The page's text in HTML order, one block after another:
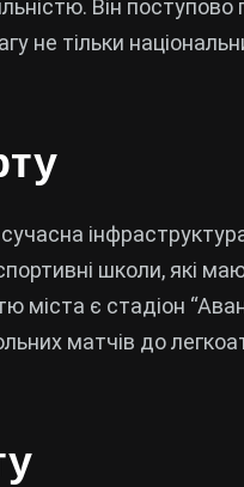
Він
не тільки
школи, які
міста є стадіон
матчів до